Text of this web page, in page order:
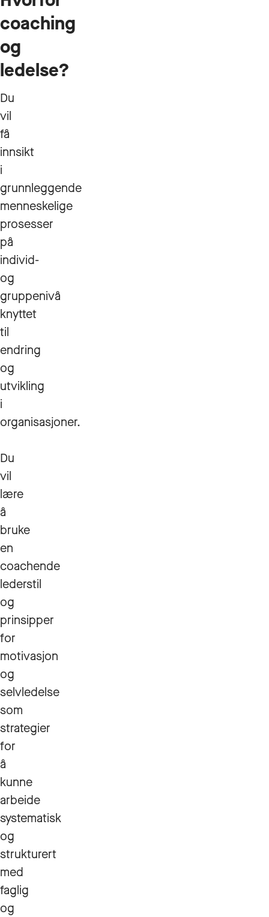
coaching
og
ledelse?
Du
vil
få
innsikt
i
grunnleggende
menneskelige
prosesser
på
individ-
og
gruppenivå
knyttet
til
endring
og
utvikling
i
organisasjoner.
Du
vil
lære
å
bruke
en
coachende
lederstil
og
prinsipper
for
motivasjon
og
selvledelse
som
strategier
for
å
kunne
arbeide
systematisk
og
strukturert
med
faglig
og